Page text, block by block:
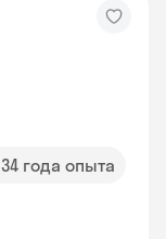
34 года опыта